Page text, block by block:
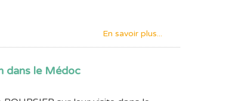
En savoir plus...
dans le Médoc